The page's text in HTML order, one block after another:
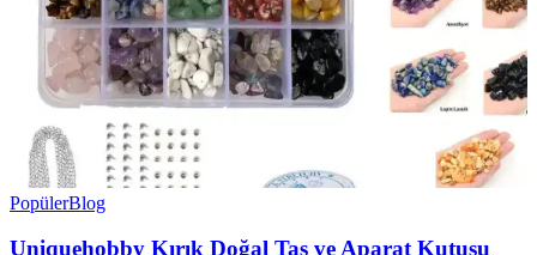
PopülerBlog
Uniquehobby Kırık Doğal Taş ve Aparat Kutusu